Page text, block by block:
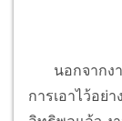
นอกจากงา
การเอาไว้อย่